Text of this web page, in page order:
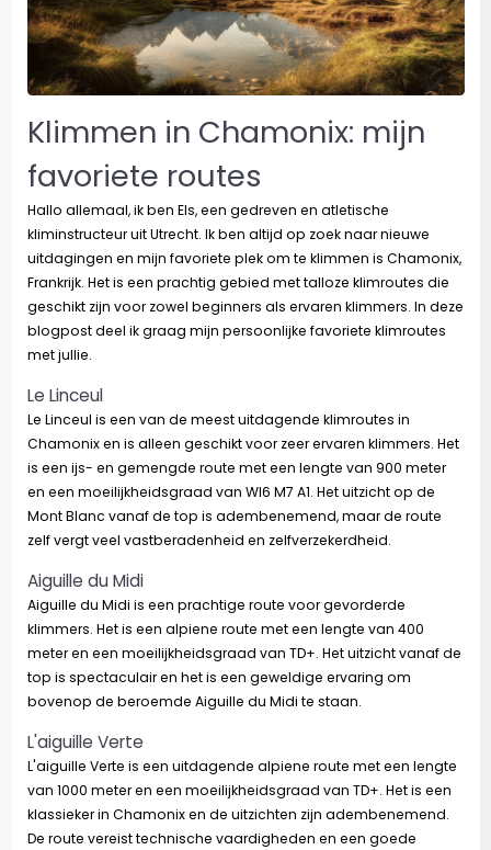
Klimmen in Chamonix: mijn
favoriete routes
Hallo allemaal, ik ben Els, een gedreven en atletische
kliminstructeur uit Utrecht. Ik ben altijd op zoek naar nieuwe
uitdagingen en mijn favoriete plek om te klimmen is Chamonix,
Frankrijk. Het is een prachtig gebied met talloze klimroutes die
geschikt zijn voor zowel beginners als ervaren klimmers. In deze
blogpost deel ik graag mijn persoonlijke favoriete klimroutes
met jullie.
Le Linceul
Le Linceul is een van de meest uitdagende klimroutes in
Chamonix en is alleen geschikt voor zeer ervaren klimmers. Het
is een ijs- en gemengde route met een lengte van 900 meter
en een moeilijkheidsgraad van WI6 M7 A1. Het uitzicht op de
Mont Blanc vanaf de top is adembenemend, maar de route
zelf vergt veel vastberadenheid en zelfverzekerdheid.
Aiguille du Midi
Aiguille du Midi is een prachtige route voor gevorderde
klimmers. Het is een alpiene route met een lengte van 400
meter en een moeilijkheidsgraad van TD+. Het uitzicht vanaf de
top is spectaculair en het is een geweldige ervaring om
bovenop de beroemde Aiguille du Midi te staan.
L'aiguille Verte
L'aiguille Verte is een uitdagende alpiene route met een lengte
van 1000 meter en een moeilijkheidsgraad van TD+. Het is een
klassieker in Chamonix en de uitzichten zijn adembenemend.
De route vereist technische vaardigheden en een goede